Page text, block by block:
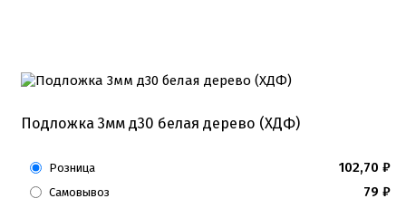
Подложка 3мм д30 белая дерево (ХДФ)
Розница 102,70 ₽
Самовывоз 79 ₽